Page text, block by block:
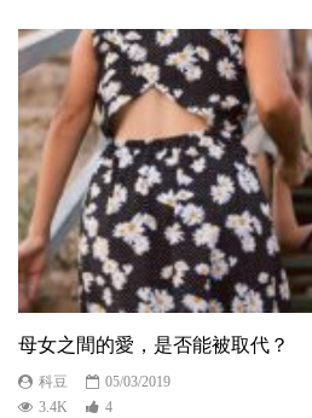
母女之間的愛，是否能被取代？
科豆
05/03/2019
3.4K
4